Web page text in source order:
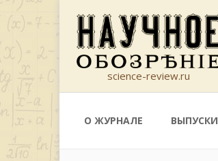
science-review.ru
О ЖУРНАЛЕ ВЫПУСКИ